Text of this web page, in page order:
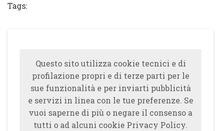
Tags:
Questo sito utilizza cookie tecnici e di
profilazione propri e di terze parti per le
sue funzionalità e per inviarti pubblicità
e servizi in linea con le tue preferenze. Se
vuoi saperne di più o negare il consenso a
tutti o ad alcuni cookie Privacy Policy.